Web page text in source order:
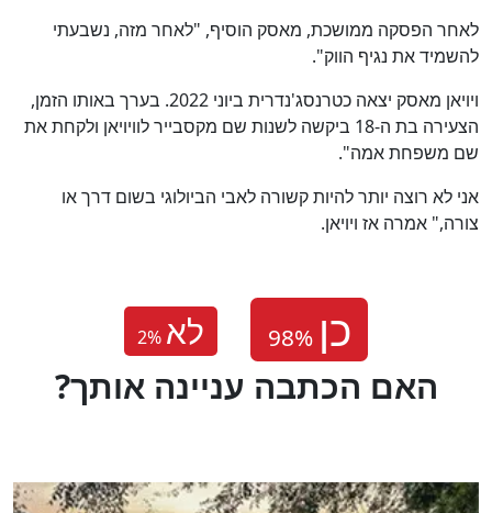
לאחר הפסקה ממושכת, מאסק הוסיף, "לאחר מזה, נשבעתי
להשמיד את נגיף הווק".
ויויאן מאסק יצאה כטרנסג'נדרית ביוני 2022. בערך באותו הזמן,
הצעירה בת ה-18 ביקשה לשנות שם מקסבייר לוויויאן ולקחת את
שם משפחת אמה".
אני לא רוצה יותר להיות קשורה לאבי הביולוגי בשום דרך או
צורה," אמרה אז ויויאן.
2% לא
?האם הכתבה עניינה אותך